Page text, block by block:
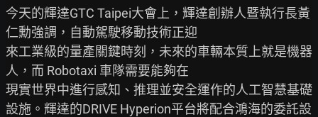
今天的輝達GTC Taipei大會上，輝達創辦人暨執行長黃
仁勳強調，自動駕駛移動技術正迎
來工業級的量產關鍵時刻，未來的車輛本質上就是機器
人，而 Robotaxi 車隊需要能夠在
現實世界中進行感知、推理並安全運作的人工智慧基礎
設施。輝達的DRIVE Hyperion平台將配合鴻海的委託設